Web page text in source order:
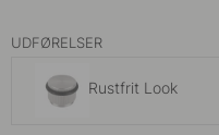
UDFØRELSER
Rustfrit Look